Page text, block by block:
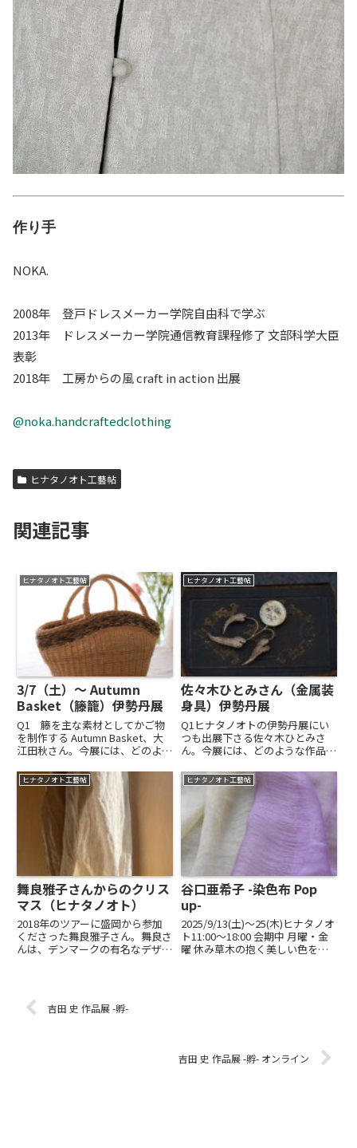
作り手
NOKA.
2008年 登戸ドレスメーカー学院自由科で学ぶ
2013年 ドレスメーカー学院通信教育課程修了 文部科学大臣
表彰
2018年 工房からの風craft in action 出展
@noka.handcraftedclothing
ヒナタノオト工藝帖
関連記事
ヒナタノオト工藝帖
3/7（土）～ Autumn
Basket（籐籠）伊勢丹展
Q1 籐を主な素材としてかご物
を制作する Autumn Basket、大
江田秋さん。今展には、どのよう
やくるみ樹皮を編んだバッグ、籐
と木を組み合わせたトレーをお持
ちします。定番として作り続けて
いる、くるみ樹皮で...
ヒナタノオト工藝帖
佐々木ひとみさん（金属装
身具）伊勢丹展
Q1ヒナタノオトの伊勢丹展にい
つも出展下さる佐々木ひとみさ
ん。今展には、どのような作品を
と彫金を組み合わせた作品で春ら
しくカラフルな展示にしたいと思
います。天然石を球根に見立てた
ブローチのシリーズと、干支のお
馬...
ヒナタノオト工藝帖
舞良雅子さんからのクリス
マス（ヒナタノオト）
2018年のツアーに盛岡から参加
くださった舞良雅子さん。舞良さ
んは、デンマークの有名なデザイ
体を機（はた）かのごとく、糸を
織るライブアー...
ヒナタノオト工藝帖
谷口亜希子 -染色布 Pop
up-
2025/9/13(土)〜25(木)ヒナタノオ
ト11:00～18:00 会期中 月曜・金
曜 休み草木の抱く美しい色を布
吉田 史 作品展 -孵-
吉田 史 作品展 -孵- オンライン